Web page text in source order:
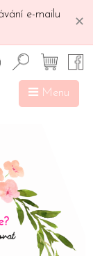
e-mailu
✕
Menu